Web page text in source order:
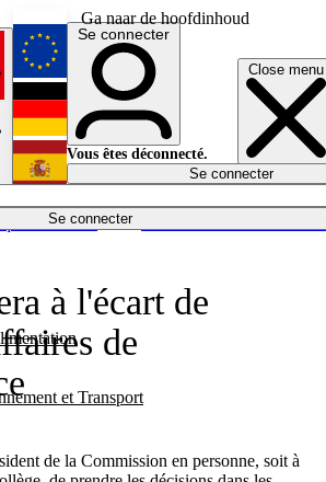
Ga naar de hoofdinhoud
Close menu
Se connecter
et Transport
Économie
English
Deutsch
Español
Se connecter
Vous êtes déconnecté.
Se connecter
à l'écart de
de
de la Commission en personne, soit à